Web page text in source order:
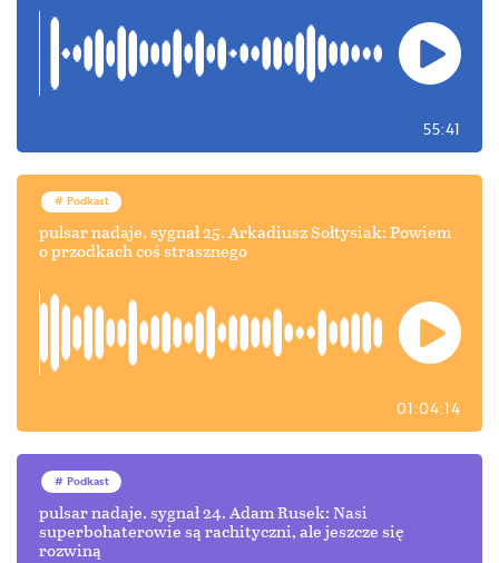
55:41
Podkast
pulsar nadaje. sygnał 25. Arkadiusz Sołtysiak: Powiem
o przodkach coś strasznego
01:04:14
Podkast
pulsar nadaje. sygnał 24. Adam Rusek: Nasi
superbohaterowie są rachityczni, ale jeszcze się
rozwiną